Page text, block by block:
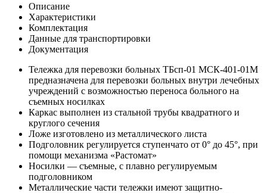
Описание
Характеристики
Комплектация
Данные для транспортировки
Документация
Тележка для перевозки больных ТБсп-01 МСК-401-01М
предназначена для перевозки больных внутри лечебных
учреждений с возможностью переноса больного на
съемных носилках
Каркас выполнен из стальной трубы квадратного и
круглого сечения
Ложе изготовлено из металлического листа
Подголовник регулируется ступенчато от 0° до 45°, при
помощи механизма «Растомат»
Носилки — съемные, с плавно регулируемым
подголовником
Металлические части тележки имеют защитно-